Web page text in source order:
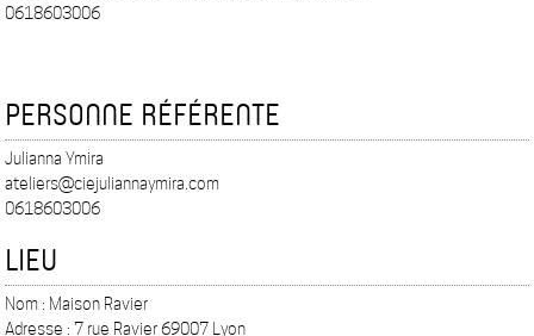
0618603006
PERSONNE RÉFÉRENTE
Julianna Ymira
ateliers@ciejuliannaymira.com
0618603006
LIEU
Nom : Maison Ravier
Adresse : 7 rue Ravier 69007 Lyon